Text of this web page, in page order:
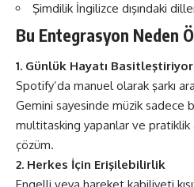
Şimdilik İngilizce dışındaki
Bu Entegrasyon Neden
1. Günlük Hayatı Basitleştiriyor
Spotify’da manuel olarak şarkı
Gemini sayesinde müzik sadece
multitasking yapanlar ve pratiklik
çözüm.
2. Herkes İçin Erişilebilirlik